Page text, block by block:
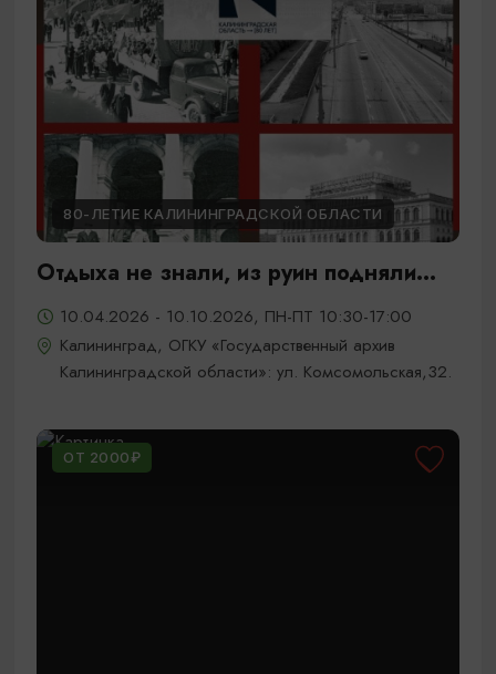
80-ЛЕТИЕ КАЛИНИНГРАДСКОЙ ОБЛАСТИ
Отдыха не знали, из руин подняли...
10.04.2026 - 10.10.2026, ПН-ПТ 10:30-17:00
Калининград, ОГКУ «Государственный архив
Калининградской области»: ул. Комсомольская,32.
ОТ 2000₽